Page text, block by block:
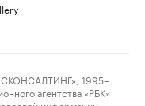
1995–
агентства «РБК»